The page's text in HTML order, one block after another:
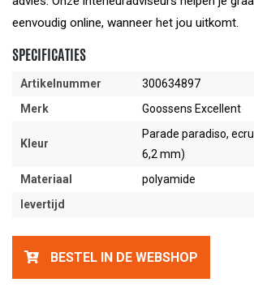
eenvoudig online, wanneer het jou uitkomt.
SPECIFICATIES
Artikelnummer
300634897
Merk
Goossens Excellent
Kleur
Parade paradiso,
6,2 mm)
Materiaal
polyamide
levertijd
BESTEL IN DE WEBSHOP